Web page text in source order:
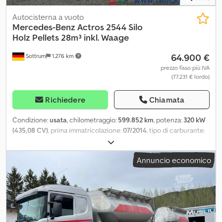
Sottrum 1.276 km
Autocisterna a vuoto
Mercedes-Benz Actros 2544 Silo
Holz Pellets 28m³ inkl. Waage
64.900 €
prezzo fisso più IVA
(77.231 € lordo)
Richiedere Chiamata
Condizione:usata, chilometraggio: 599.852 km, potenza: 320 kW
(435,08 CV), prima immatricolazione:07/2014, tipo di carburante:
, peso massimo di carico:
peso complessivo:26.000 kg, configurazione degli assi:6x2, passo:
, cabina di guida:cabina letto, tipo di
ingranaggio: altro, classe di emissione:
numero di posti:2, volume dello spazio di carico:
Equipaggiamento:ABS, aria condizionata, cabina, chiusura
centralizzata, computer di bordo, controllo della trazione,
controllo della velocità di crociera, fari fendinebbia, gancio
Annuncio economico